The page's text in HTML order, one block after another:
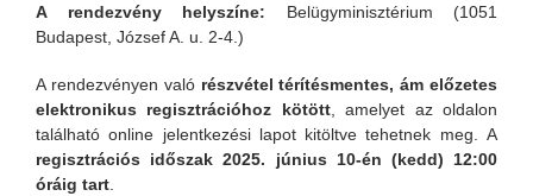
A rendezvény helyszíne: Belügyminisztérium (1051
Budapest, József A. u. 2-4.)
A rendezvényen való részvétel térítésmentes, ám előzetes
elektronikus regisztrációhoz kötött, amelyet az oldalon
található online jelentkezési lapot kitöltve tehetnek meg. A
regisztrációs időszak 2025. június 10-én (kedd) 12:00
óráig tart